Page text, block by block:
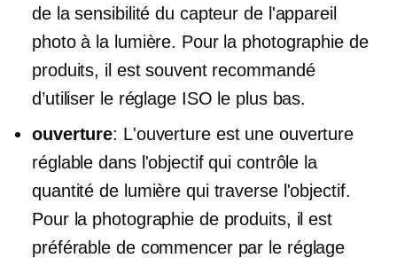
de la sensibilité du capteur de l'appareil
photo à la lumière. Pour la photographie de
produits, il est souvent recommandé
d’utiliser le réglage ISO le plus bas.
ouverture: L'ouverture est une ouverture
réglable dans l'objectif qui contrôle la
quantité de lumière qui traverse l'objectif.
Pour la photographie de produits, il est
préférable de commencer par le réglage